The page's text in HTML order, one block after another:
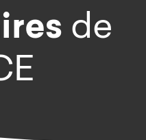
de